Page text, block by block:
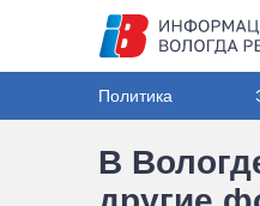
Политика
В